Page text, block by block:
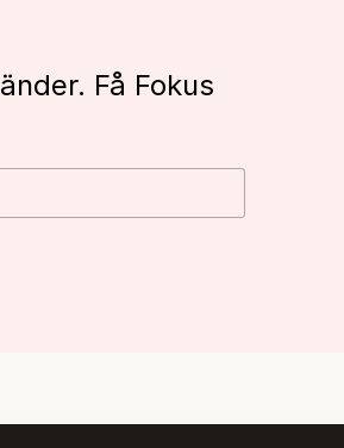
Få Fokus